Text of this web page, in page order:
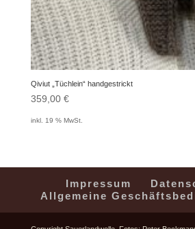
Qiviut „Tüchlein“ handgestrickt
359,00 €
inkl. 19 % MwSt.
Impressum
Allgemeine